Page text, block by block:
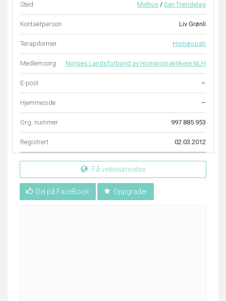
Sted Melhus / Sør-Trøndelag
Kontaktperson Liv Grønli
Terapiformer Homøopati
Medlemsorg. Norges Landsforbund av Homøopraktikere NLH
E-post –
Hjemmeside –
Org. nummer 997 885 953
Registrert 02.03.2012
Få veibeskrivelse
Del på FaceBook Oppgrader